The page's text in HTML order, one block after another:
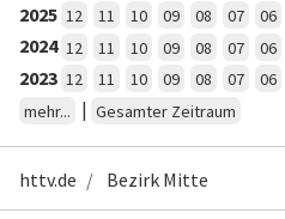
2025 12 11 10 09 08 07 06
2024 12 11 10 09 08 07 06
2023 12 11 10 09 08 07 06
mehr...
| Gesamter Zeitraum
httv.de Bezirk Mitte